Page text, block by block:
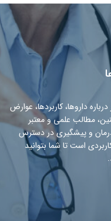
داروها، کاربردها، عوارض
مطالب علمی و معتبر
و پیشگیری در دسترس
است تا شما بتوانید